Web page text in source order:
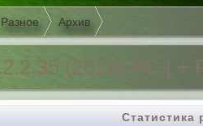
Разное Архив
(2019) РС | +
Статистика